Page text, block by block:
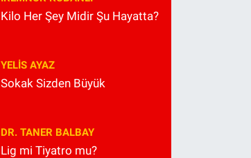
Kilo Her Şey Midir Şu Hayatta?
YELIS AYAZ
Sokak Sizden Büyük
DR. TANER BALBAY
Lig mi Tiyatro mu?